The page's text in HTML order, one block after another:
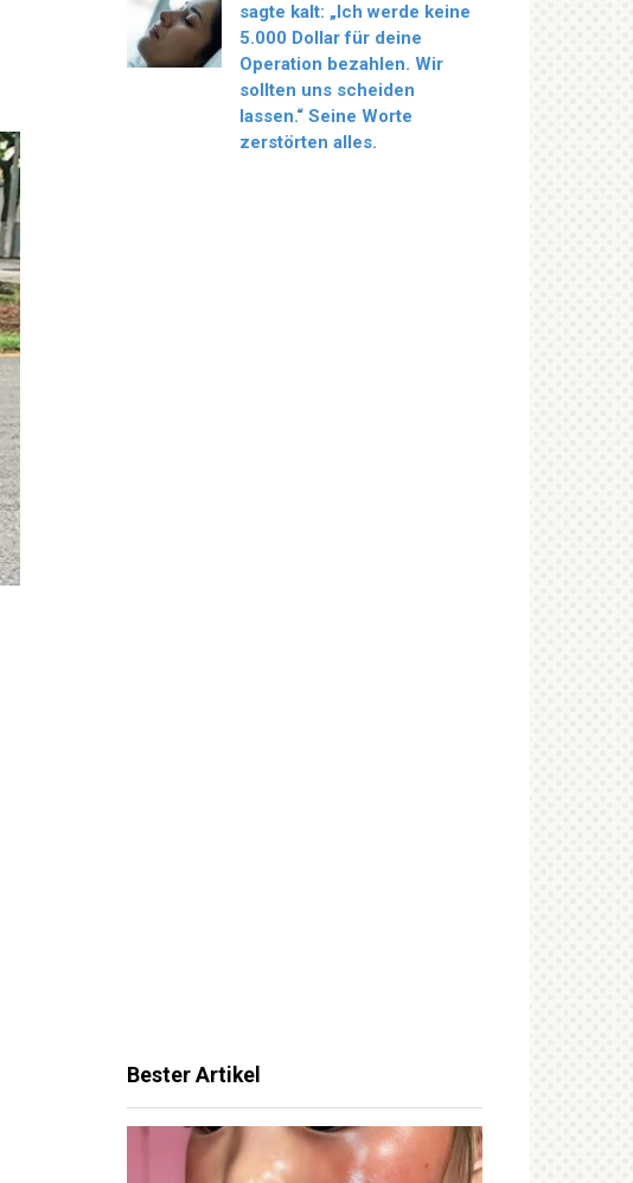
sagte kalt: „Ich werde keine
5.000 Dollar für deine
Operation bezahlen. Wir
sollten uns scheiden
lassen.“ Seine Worte
zerstörten alles.
Bester Artikel